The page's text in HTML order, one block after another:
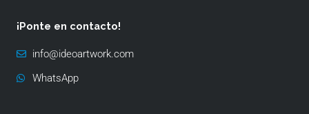
¡Ponte en contacto!
info@ideoartwork.com
WhatsApp